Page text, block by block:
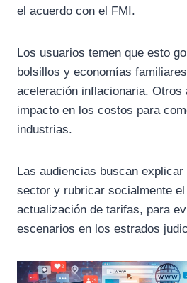
el acuerdo con el FMI.
Los usuarios temen que esto
bolsillos y economías
aceleración inflacionaria. Otros
impacto en los costos para
industrias.
Las audiencias buscan
sector y rubricar socialmente
actualización de tarifas, para
escenarios en los estrados